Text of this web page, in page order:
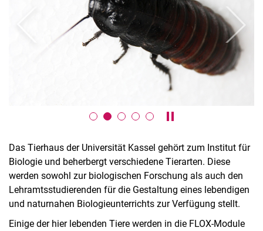
Module
Forschung
Karussell anhalten /
weiter
Das Tierhaus der Universität Kassel gehört zum Institut für
Biologie und beherbergt verschiedene Tierarten. Diese
werden sowohl zur biologischen Forschung als auch den
Lehramtsstudierenden für die Gestaltung eines lebendigen
und naturnahen Biologieunterrichts zur Verfügung stellt.
Einige der hier lebenden Tiere werden in die FLOX-Module